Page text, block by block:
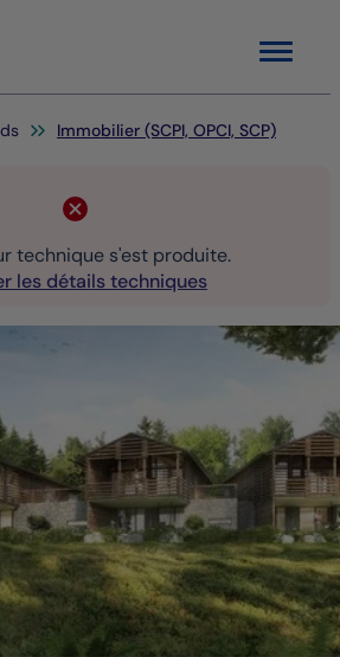
Menu
Immobilier (SCPI, OPCI, SCP)
technique s'est produite.
les détails techniques